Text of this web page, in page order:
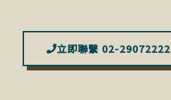
立即聯繫 02-29072222